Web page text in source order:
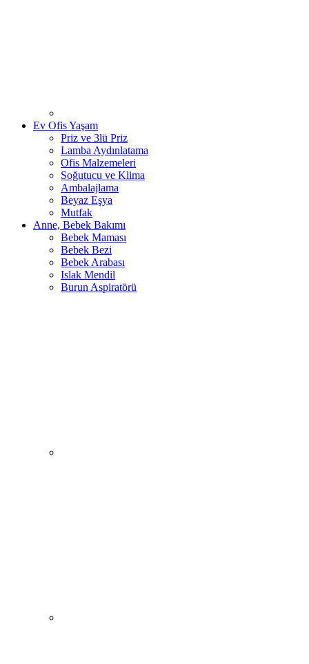
Ev Ofis Yaşam
Priz ve 3lü Priz
Lamba Aydınlatama
Ofis Malzemeleri
Soğutucu ve Klima
Ambalajlama
Beyaz Eşya
Mutfak
Anne, Bebek Bakımı
Bebek Maması
Bebek Bezi
Bebek Arabası
Islak Mendil
Burun Aspiratörü